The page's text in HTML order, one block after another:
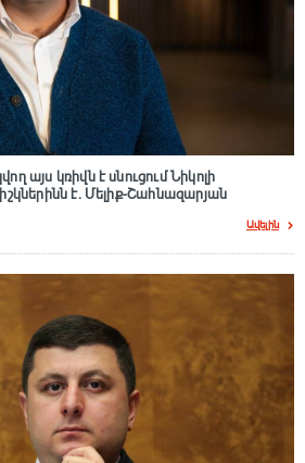
այս կռիվն է սնուցում Նիկոլի
է. Մելիք-Շահնազարյան
Ավելին